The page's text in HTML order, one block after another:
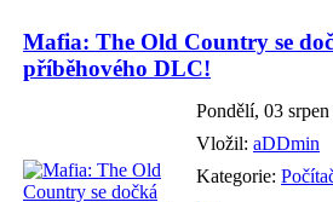
Mafia: The Old Country se
příběhového DLC!
Pondělí, 03
Vložil: aDDmin
Kategorie: